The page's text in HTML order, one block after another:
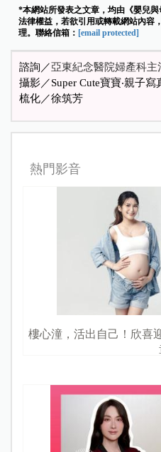
*本網站所發表之文章，均由《嬰兒
法律權益，若欲引用或轉載網站內容
理。聯絡信箱： [email protected]
諮詢／亞東紀念醫院婦產科主
攝影／Super Cute寶寶‧親子寫
梳化／徐筑芳
熱門影音
樓心潼，活出自己！欣喜